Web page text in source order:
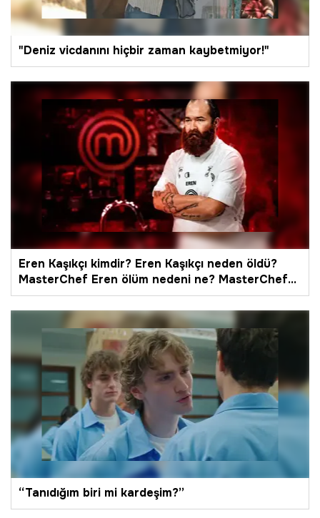
"Deniz vicdanını hiçbir zaman kaybetmiyor!"
Eren Kaşıkçı kimdir? Eren Kaşıkçı neden öldü?
MasterChef Eren ölüm nedeni ne? MasterChef
Eren Kaşıkçı kaç yaşında? MasterChef Eren
Kaşıkçı evli mi? MasterChef Eren nereli?
MasterChef Eren şampiyon oldu mu? Eren
Kaşıkçı MasterChef'te şampiyon oldu mu?
“Tanıdığım biri mi kardeşim?”